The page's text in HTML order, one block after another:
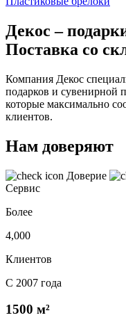
Декос –
Поставка со
Компания Декос
подарков и сувенирной
которые максимально
клиентов.
Нам доверяют
Доверие
Сервис
Более
4,000
Клиентов
С 2007 года
1500 м²